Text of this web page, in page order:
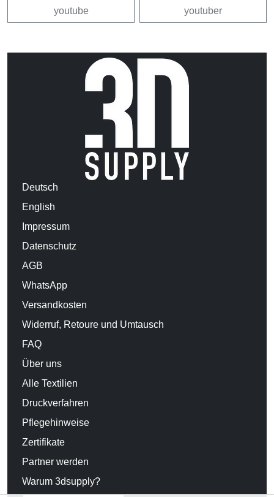
youtube youtuber
Deutsch
English
Impressum
Datenschutz
AGB
WhatsApp
Versandkosten
Widerruf, Retoure und Umtausch
FAQ
Über uns
Alle Textilien
Druckverfahren
Pflegehinweise
Zertifikate
Partner werden
Warum 3dsupply?